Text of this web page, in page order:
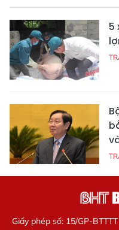
5
Giấy phép số: 15/GP-